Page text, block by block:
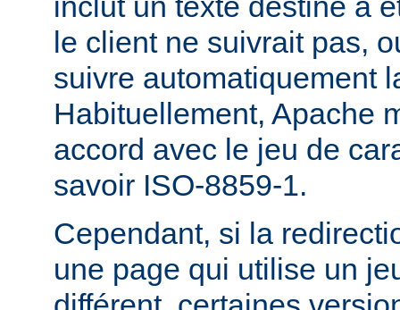
le client ne suivrait pas,
suivre automatiquement
Habituellement, Apache
accord avec le jeu de
savoir ISO-8859-1.
Cependant, si la
une page qui utilise un